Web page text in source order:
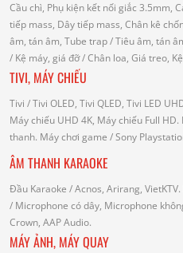
Cầu chì, Phụ kiện kết nối giắc 3.5mm,
tiếp mass, Dây tiếp mass, Chân kê
âm, tán âm, Tube trap/ Tiêu âm, tán
/ Kệ máy, giá đỡ/ Chân loa, Giá treo,
TIVI, MÁY CHIẾU
Tivi / Tivi OLED, Tivi QLED, Tivi LED
Máy chiếu UHD 4K, Máy chiếu Full HD.
thanh. Máy chơi game / Sony
ÂM THANH KARAOKE
Đầu Karaoke / Acnos, Arirang, VietKTV.
/ Microphone có dây, Microphone
Crown, AAP Audio.
MÁY ẢNH, MÁY QUAY